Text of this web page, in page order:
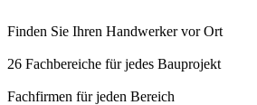
Finden Sie Ihren Handwerker vor Ort
26 Fachbereiche für jedes Bauprojekt
Fachfirmen für jeden Bereich